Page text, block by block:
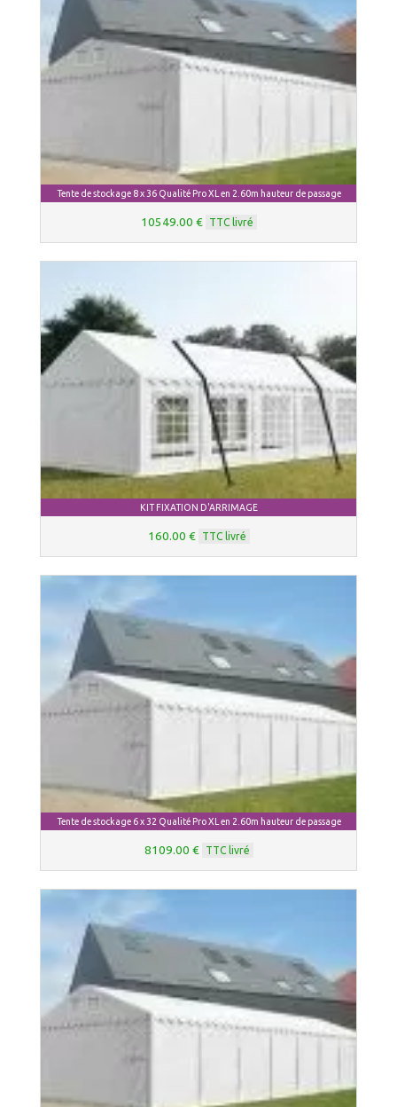
Tente de stockage 8 x 36 Qualité Pro XL en 2.60m hauteur de passage
10549.00 € TTC livré
KIT FIXATION D'ARRIMAGE
160.00 € TTC livré
Tente de stockage 6 x 32 Qualité Pro XL en 2.60m hauteur de passage
8109.00 € TTC livré